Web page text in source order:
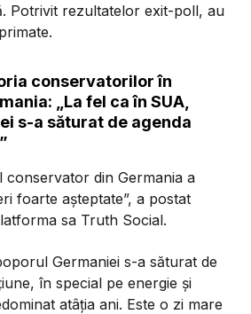
Potrivit rezultatelor exit-poll, au
conservatorilor în
„La fel ca în SUA,
s-a săturat de agenda
conservator din Germania a
foarte așteptate”, a postat
sa Truth Social.
Germaniei s-a săturat de
în special pe energie și
atâția ani. Este o zi mare